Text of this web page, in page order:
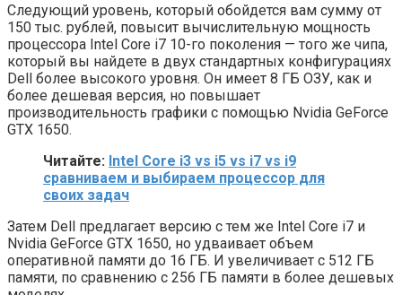
Следующий уровень, который обойдется вам сумму от
150 тыс. рублей, повысит вычислительную мощность
процессора Intel Core i7 10-го поколения — того же чипа,
который вы найдете в двух стандартных конфигурациях
Dell более высокого уровня. Он имеет 8 ГБ ОЗУ, как и
более дешевая версия, но повышает
производительность графики с помощью Nvidia GeForce
GTX 1650.
Читайте: Intel Core i3 vs i5 vs i7 vs i9
сравниваем и выбираем процессор для
своих задач
Затем Dell предлагает версию с тем же Intel Core i7 и
Nvidia GeForce GTX 1650, но удваивает объем
оперативной памяти до 16 ГБ. И увеличивает с 512 ГБ
памяти, по сравнению с 256 ГБ памяти в более дешевых